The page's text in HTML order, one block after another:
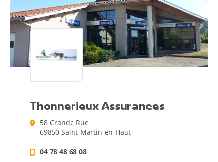
Thonnerieux Assurances
58 Grande Rue
69850 Saint-Martin-en-Haut
04 78 48 68 08
Démarches
Annuaire
Agenda